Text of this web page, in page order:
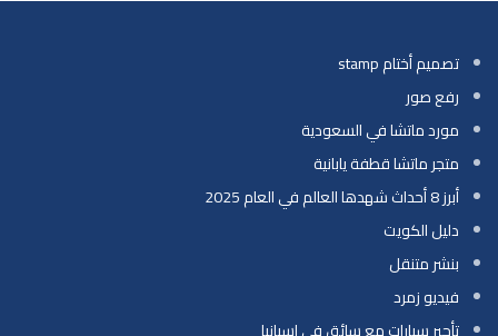
تصميم أختام stamp
رفع صور
مورد ماتشا في السعودية
متجر ماتشا قطفة يابانية
أبرز 8 أحداث شهدها العالم في العام 2025
دليل الكويت
بنشر متنقل
فيديو زمرد